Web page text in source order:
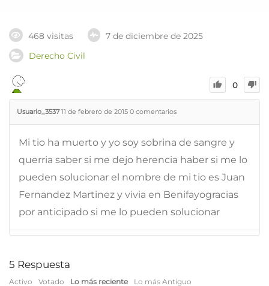
468 visitas
7 de diciembre de 2025
Derecho Civil
0
Usuario_3537 11 de febrero de 2015 0 comentarios
Mi tio ha muerto y yo soy sobrina de sangre y
querria saber si me dejo herencia haber si me lo
pueden solucionar el nombre de mi tio es Juan
Fernandez Martinez y vivia en Benifayogracias
por anticipado si me lo pueden solucionar
5 Respuesta
Activo Votado Lo más reciente Lo más Antiguo